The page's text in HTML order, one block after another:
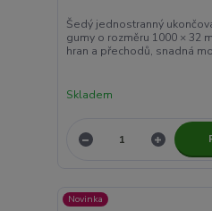
Šedý jednostranný
gumy o rozměru 1000 × 32
hran a přechodů, snadná
Skladem
Novinka